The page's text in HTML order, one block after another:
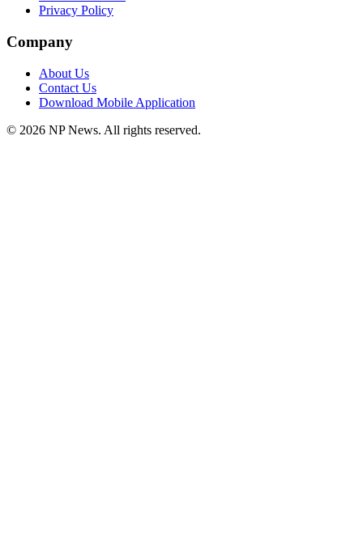
Privacy Policy
Company
About Us
Contact Us
Download Mobile Application
© 2026 NP News. All rights reserved.